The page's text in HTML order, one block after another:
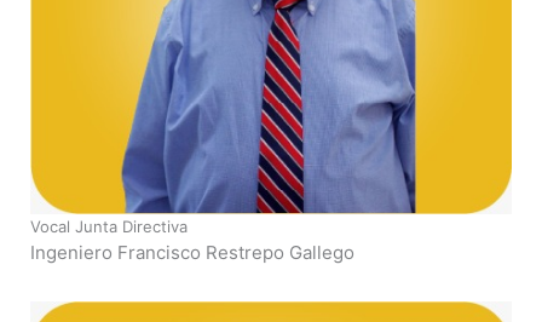
Vocal Junta Directiva
Ingeniero Francisco Restrepo Gallego